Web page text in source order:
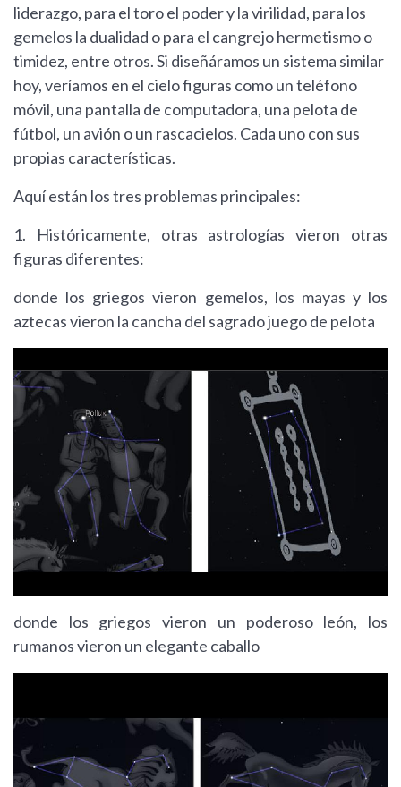
liderazgo, para el toro el poder y la virilidad, para los
gemelos la dualidad o para el cangrejo hermetismo o
timidez, entre otros. Si diseñáramos un sistema similar
hoy, veríamos en el cielo figuras como un teléfono
móvil, una pantalla de computadora, una pelota de
fútbol, un avión o un rascacielos. Cada uno con sus
propias características.
Aquí están los tres problemas principales:
1. Históricamente, otras astrologías vieron otras
figuras diferentes:
donde los griegos vieron gemelos, los mayas y los
aztecas vieron la cancha del sagrado juego de pelota
donde los griegos vieron un poderoso león, los
rumanos vieron un elegante caballo